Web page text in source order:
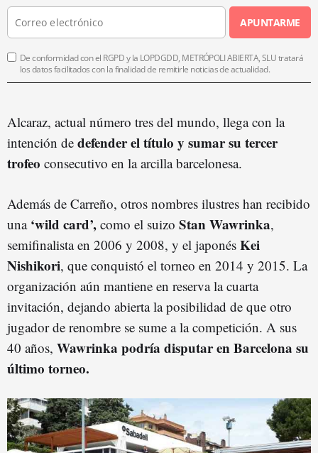
APUNTARME
De conformidad con el RGPD y la LOPDGDD, METRÓPOLI ABIERTA, SLU tratará
los datos facilitados con la finalidad de remitirle noticias de actualidad.
Alcaraz, actual número tres del mundo, llega con la
intención de defender el título y sumar su tercer
trofeo consecutivo en la arcilla barcelonesa.
Además de Carreño, otros nombres ilustres han recibido
una‘wild card’, como el suizo Stan Wawrinka,
semifinalista en 2006 y 2008, y el japonés Kei
Nishikori, que conquistó el torneo en 2014 y 2015. La
organización aún mantiene en reserva la cuarta
invitación, dejando abierta la posibilidad de que otro
jugador de renombre se sume a la competición. A sus
40 años, Wawrinka podría disputar en Barcelona su
último torneo.